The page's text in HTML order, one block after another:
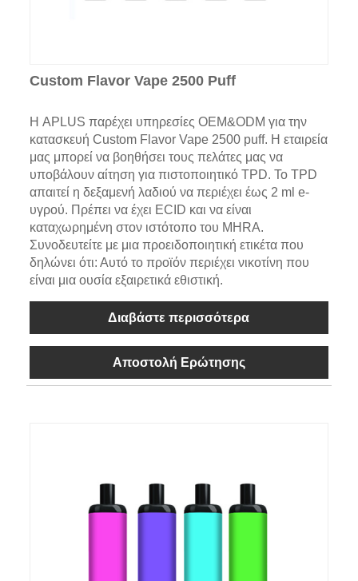
Custom Flavor Vape 2500 Puff
Η APLUS παρέχει υπηρεσίες OEM&ODM για την
κατασκευή Custom Flavor Vape 2500 puff. Η εταιρεία
μας μπορεί να βοηθήσει τους πελάτες μας να
υποβάλουν αίτηση για πιστοποιητικό TPD. Το TPD
απαιτεί η δεξαμενή λαδιού να περιέχει έως 2 ml e-
υγρού. Πρέπει να έχει ECID και να είναι
καταχωρημένη στον ιστότοπο του MHRA.
Συνοδευτείτε με μια προειδοποιητική ετικέτα που
δηλώνει ότι: Αυτό το προϊόν περιέχει νικοτίνη που
είναι μια ουσία εξαιρετικά εθιστική.
Διαβάστε περισσότερα
Αποστολή Ερώτησης